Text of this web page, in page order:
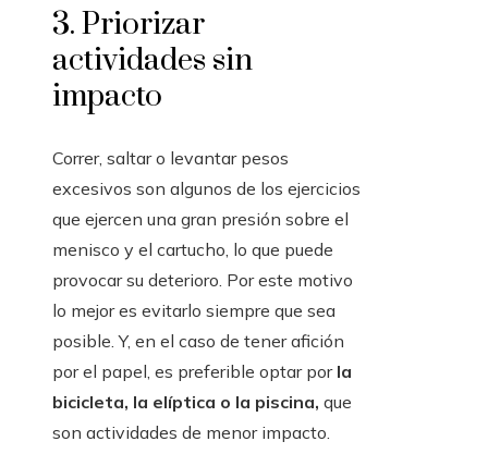
3. Priorizar
actividades sin
impacto
Correr, saltar o levantar pesos
excesivos son algunos de los ejercicios
que ejercen una gran presión sobre el
menisco y el cartucho, lo que puede
provocar su deterioro. Por este motivo
lo mejor es evitarlo siempre que sea
posible. Y, en el caso de tener afición
por el papel, es preferible optar por la
bicicleta, la elíptica o la piscina, que
son actividades de menor impacto.